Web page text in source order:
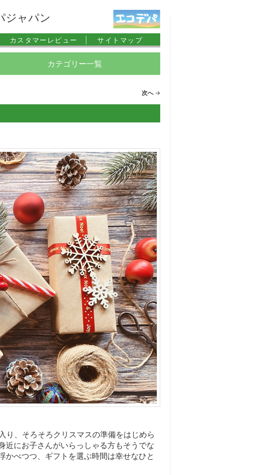
ジャパン
カスタマーレビュー | サイトマップ
カテゴリー一覧
次へ →
り、そろそろ クリスマスの準備をはじめら
近にお子さんがいらっしゃる方もそうでな
かべつつ、ギフトを選ぶ時間は幸せなひと